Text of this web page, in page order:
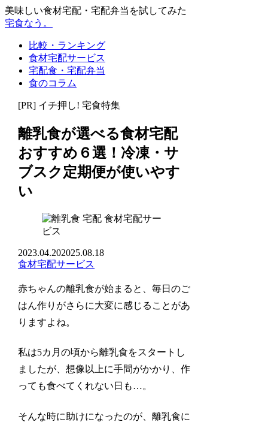
美味しい食材宅配・宅配弁当を試してみた
宅食なう。
比較・ランキング
食材宅配サービス
宅配食・宅配弁当
食のコラム
[PR] イチ押し! 宅食特集
離乳食が選べる食材宅配
おすすめ６選！冷凍・サ
ブスク定期便が使いやす
い
食材宅配サー
ビス
2023.04.202025.08.18
食材宅配サービス
赤ちゃんの離乳食が始まると、毎日のご
はん作りがさらに大変に感じることがあ
りますよね。
私は5カ月の頃から離乳食をスタートし
ましたが、想像以上に手間がかかり、作
っても食べてくれない日も…。
そんな時に助けになったのが、離乳食に